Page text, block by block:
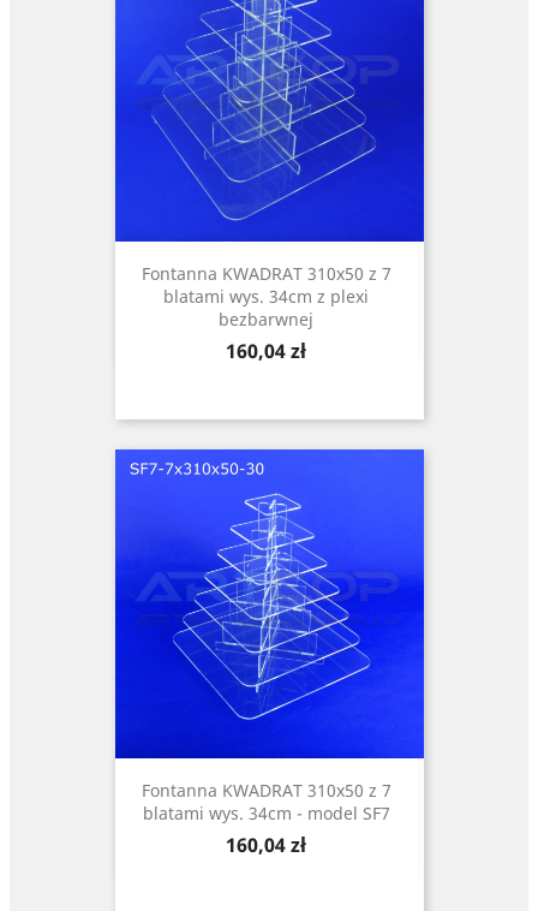
Fontanna KWADRAT 310x50 z 7
blatami wys. 34cm z plexi
bezbarwnej
Cena
160,04 zł
Fontanna KWADRAT 310x50 z 7
blatami wys. 34cm - model SF7
Cena
160,04 zł